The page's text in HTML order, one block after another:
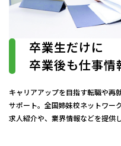
卒業生だけに
卒業後も仕事情
キャリアアップを目指す転職や再
サポート。全国姉妹校ネットワー
求人紹介や、業界情報などを提供し